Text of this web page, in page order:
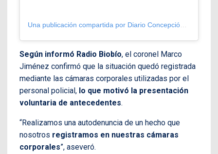
Según informó Radio Biobío, el coronel Marco
Jiménez confirmó que la situación quedó registrada
mediante las cámaras corporales utilizadas por el
personal policial, lo que motivó la presentación
voluntaria de antecedentes.
“Realizamos una autodenuncia de un hecho que
nosotros registramos en nuestras cámaras
corporales”, aseveró.